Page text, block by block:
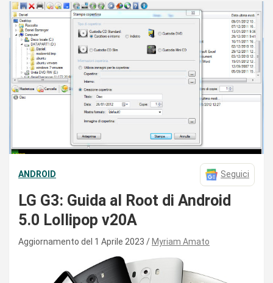
ANDROID Seguici
LG G3: Guida al Root di Android
5.0 Lollipop v20A
Aggiornamento del 1 Aprile 2023 Myriam Amato